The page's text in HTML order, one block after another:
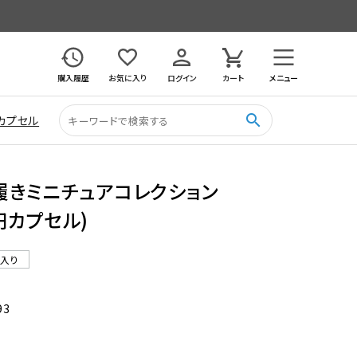
購入履歴
お気に入り ログイン カート メニュー
プセル search
ミニチュアコレクション
プセル)
り